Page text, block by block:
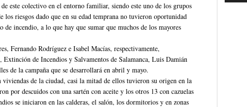
este colectivo en el entorno familiar, siendo este uno de los grupos
los riesgos dado que en su edad temprana no tuvieron oportunidad
incendio, a lo que hay que sumar que muchos de los mayores
Fernando Rodríguez e Isabel Macías, respectivamente,
Extinción de Incendios y Salvamentos de Salamanca, Luis Damián
de la campaña que se desarrollará en abril y mayo.
viviendas de la ciudad, casi la mitad de ellos tuvieron su origen en la
por descuidos con una sartén con aceite y los otros 13 con cazuelas
se iniciaron en las calderas, el salón, los dormitorios y en zonas